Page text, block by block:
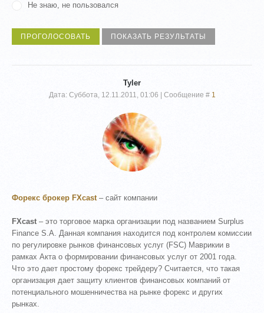
Не знаю, не пользовался
Tyler
Дата: Суббота, 12.11.2011, 01:06 | Сообщение # 1
Форекс брокер FXcast– сайт компании
FXcast – это торговое марка организации под названием Surplus
Finance S.A. Данная компания находится под контролем комиссии
по регулировке рынков финансовых услуг (FSС) Маврикии в
рамках Акта о формировании финансовых услуг от 2001 года.
Что это дает простому форекс трейдеру? Считается, что такая
организация дает защиту клиентов финансовых компаний от
потенциального мошенничества на рынке форекс и других
рынках.